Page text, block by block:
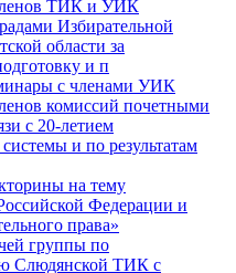
ТИК и УИК
Избирательной
области за
и п
с членами УИК
комиссий почетными
с 20-летием
и по результатам
на тему
Федерации и
права»
группы по
Слюдянской ТИК с